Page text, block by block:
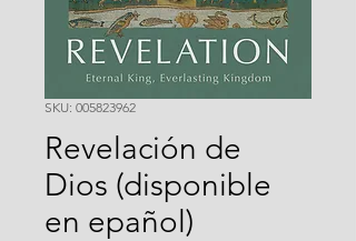
SKU: 005823962
Revelación de
Dios (disponible
en epañol)